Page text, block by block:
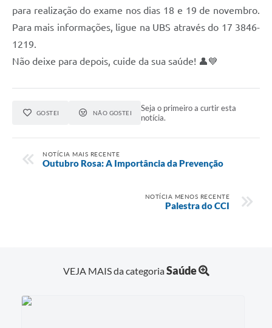
para realização do exame nos dias 18 e 19 de novembro.
Para mais informações, ligue na UBS através do 17 3846-
1219.
Não deixe para depois, cuide da sua saúde! 👤💙
GOSTEI NÃO GOSTEI
Seja o primeiro a curtir esta
notícia.
NOTÍCIA MAIS RECENTE
Outubro Rosa: A Importância da Prevenção
NOTÍCIA MENOS RECENTE
Palestra do CCI
VEJA MAIS da categoriaSaúde